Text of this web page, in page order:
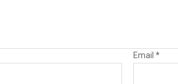
Email *